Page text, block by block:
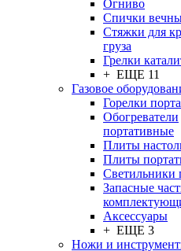
Огниво
Спички
Стяжки для
груза
Грелки
+ ЕЩЕ 11
Газовое
Горелки
Обогреватели
портативные
Плиты
Плиты
Светильники
Запасные
Аксессуары
+ ЕЩЕ 3
Ножи и